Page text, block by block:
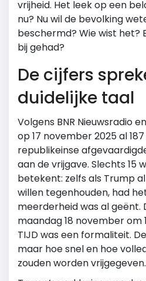
vrijheid. Het leek op een
nu? Nu wil de bevolking
beschermd? Wie wist het?
bij gehad?
De cijfers
duidelijke taal
Volgens BNR Nieuwsradio
op 17 november 2025 al
republikeinse
aan de vrijgave. Slechts 15
betekent: zelfs als Trump
willen tegenhouden, had
meerderheid was al geënt.
maandag 18 november om
TIJD was een formaliteit.
maar hoe snel en hoe
zouden worden vrijgegeven.